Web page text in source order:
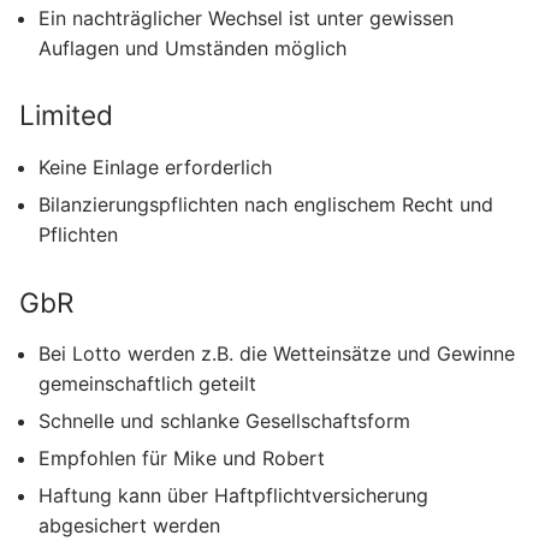
Ein nachträglicher Wechsel ist unter gewissen
Auflagen und Umständen möglich
Limited
Keine Einlage erforderlich
Bilanzierungspflichten nach englischem Recht und
Pflichten
GbR
Bei Lotto werden z.B. die Wetteinsätze und Gewinne
gemeinschaftlich geteilt
Schnelle und schlanke Gesellschaftsform
Empfohlen für Mike und Robert
Haftung kann über Haftpflichtversicherung
abgesichert werden